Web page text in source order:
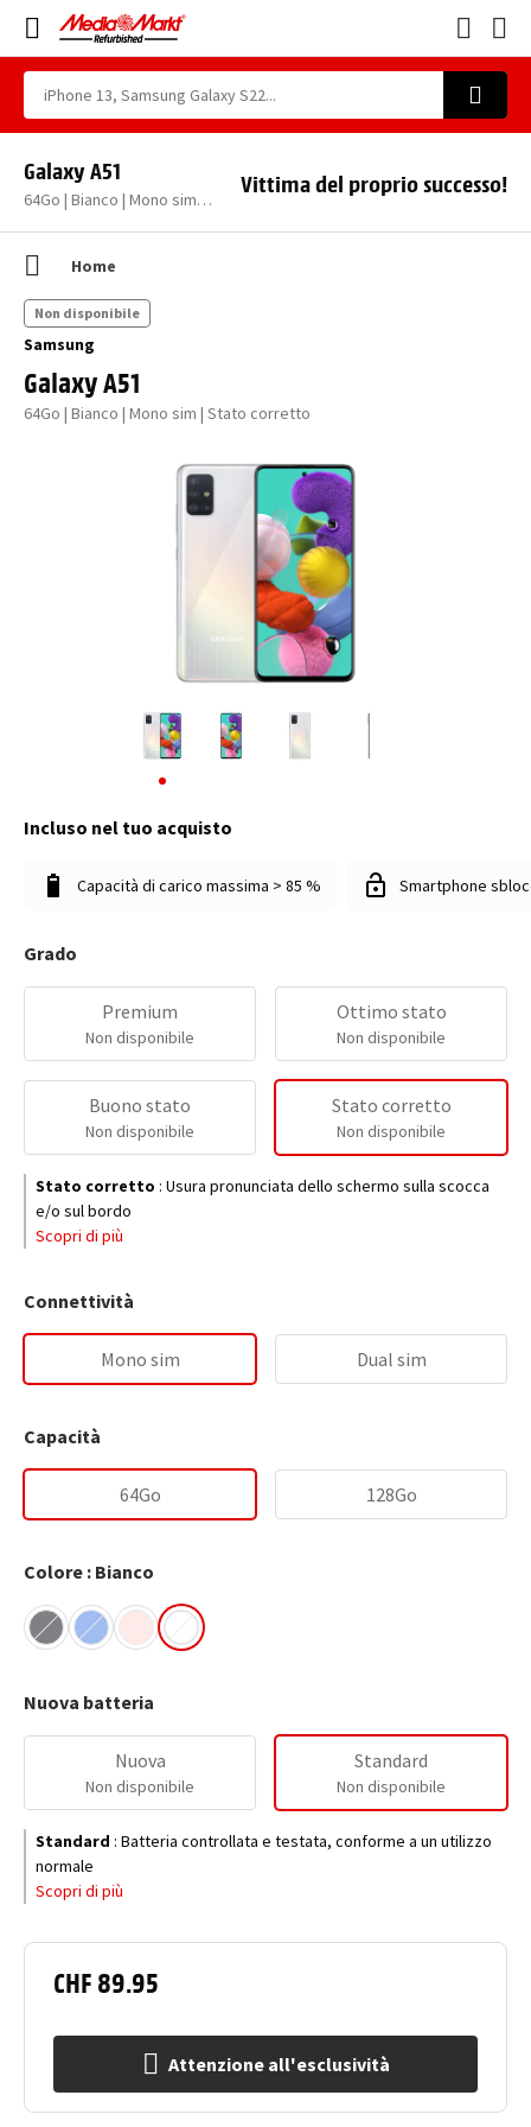
Galaxy A51
64Go | Bianco | Mono sim | Stato corretto
Vittima del proprio successo!
Home
Samsung
Galaxy A51
64Go | Bianco | Mono sim | Stato corretto
Non disponibile
Incluso nel tuo acquisto
Capacità di carico massima > 85 % Smartphone
CHF 89.95
Attenzione all'esclusività
Grado
Premium
Non disponibile
Ottimo stato
Non disponibile
Buono stato
Non disponibile
Stato corretto
Non disponibile
Stato corretto : Usura pronunciata dello schermo sulla scocca
e/o sul bordo
Scopri di più
Connettività
Mono sim Dual sim
Capacità
64Go 128Go
Colore : Bianco
Nuova batteria
Nuova
Non disponibile
Standard
Non disponibile
Standard : Batteria controllata e testata, conforme a un utilizzo
normale
Scopri di più